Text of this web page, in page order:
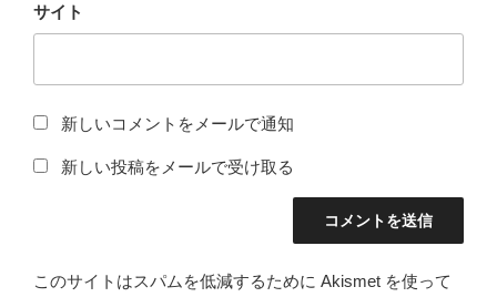
サイト
新しいコメントをメールで通知
新しい投稿をメールで受け取る
このサイトはスパムを低減するために Akismet を使って